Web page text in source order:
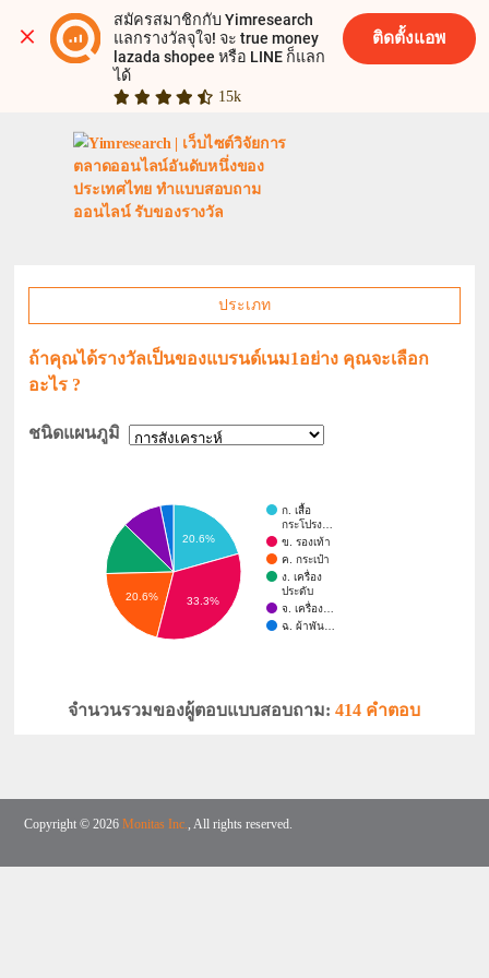
สมัครสมาชิกกับ Yimresearch
แลกรางวัลจุใจ! จะ true money
lazada shopee หรือ LINE ก็แลก
ได้
15k
ติดตั้งแอพ
ประเภท
ถ้าคุณได้รางวัลเป็นของแบรนด์เนม1อย่าง คุณจะเลือก
อะไร ?
ชนิดแผนภูมิ
ก. เสื้อ
กระโปรง…
ข. รองเท้า
ค. กระเป๋า
ง. เครื่อง
ประดับ
จ. เครื่อง…
ฉ. ผ้าพัน…
20.6%
20.6% 33.3%
จำนวนรวมของผู้ตอบแบบสอบถาม:414 คำตอบ
Copyright © 2026Monitas Inc., All rights reserved.